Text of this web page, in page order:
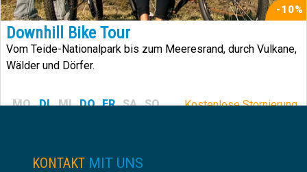
-10%
Downhill Bike Tour
Vom Teide-Nationalpark bis zum Meeresrand, durch Vulkane,
Wälder und Dörfer.
MO DI MI DO FR SA SO Kostenlose Stornierung.
KONTAKT MIT UNS